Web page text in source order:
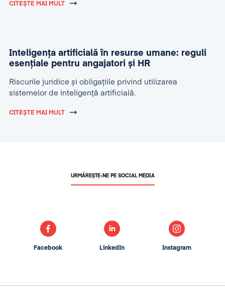
CITEȘTE MAI MULT
Inteligența artificială în resurse umane: reguli
esențiale pentru angajatori și HR
Riscurile juridice și obligațiile privind utilizarea
sistemelor de inteligență artificială.
CITEȘTE MAI MULT
URMĂREȘTE-NE PE SOCIAL MEDIA
Facebook LinkedIn Instagram